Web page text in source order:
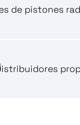
de pistones